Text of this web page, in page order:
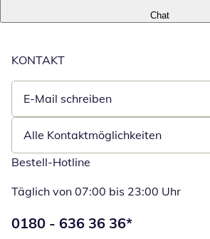
Chat
KONTAKT
E-Mail schreiben
Öffnet E-Mail-Client
Alle Kontaktmöglichkeiten
Bestell-Hotline
Täglich von 07:00 bis 23:00 Uhr
Telefonnummer:
0180 - 636 36 36*